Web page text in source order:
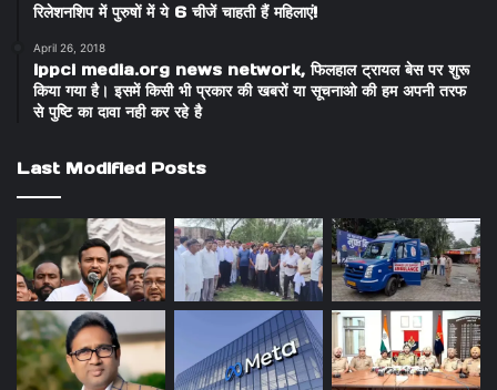
रिलेशनशिप में पुरुषों में ये 6 चीजें चाहती हैं महिलाएं!
April 26, 2018
ippci media.org news network, फिलहाल ट्रायल बेस पर शुरू
किया गया है। इसमें किसी भी प्रकार की खबरों या सूचनाओ की हम अपनी तरफ
से पुष्टि का दावा नही कर रहे है
Last Modified Posts